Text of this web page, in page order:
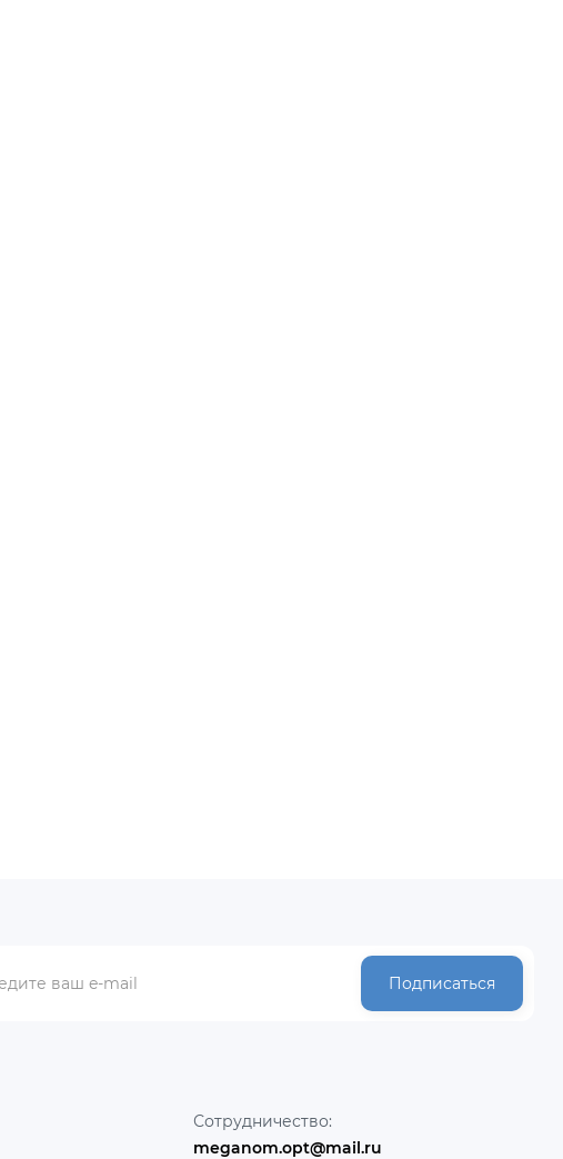
Подписаться
Сотрудничество:
meganom.opt@mail.ru